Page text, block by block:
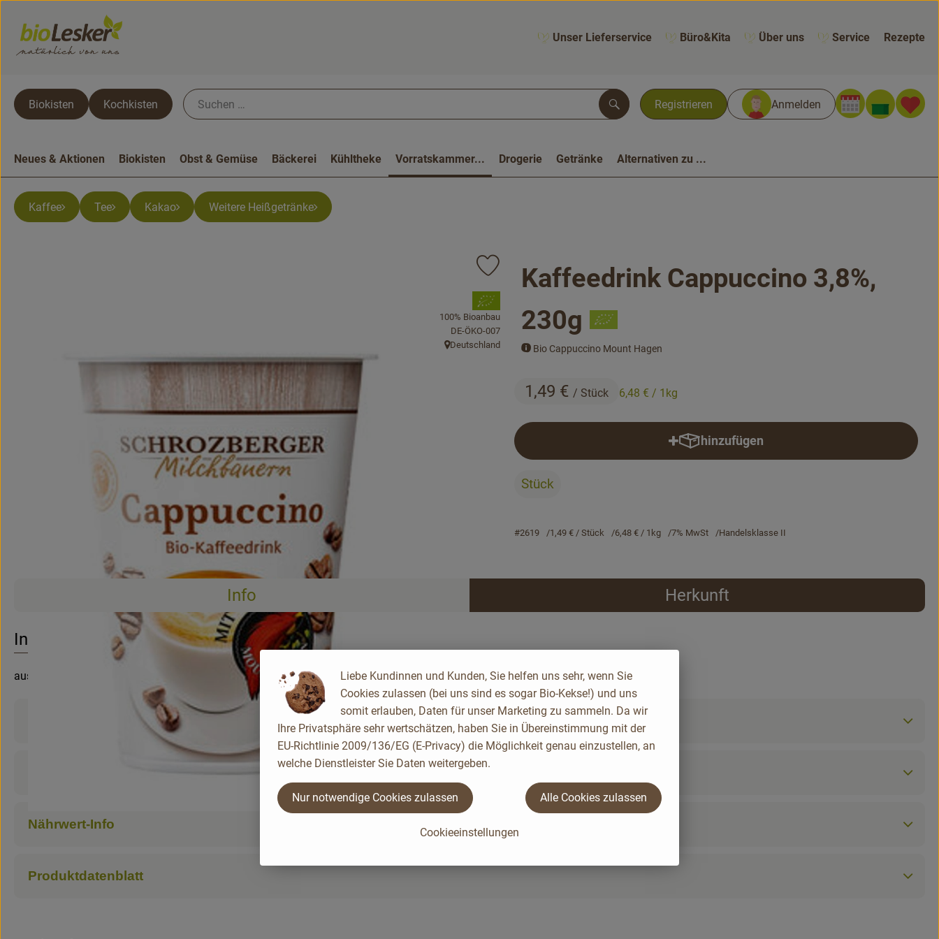
Unser Lieferservice Büro&Kita Über uns Service Rezepte
Registrieren Anmelden
Suchen
Biokisten Kochkisten
Neues & Aktionen Biokisten Obst & Gemüse Bäckerei Kühltheke Vorratskammer... Drogerie Getränke Alternativen zu ...
Kaffee Tee Kakao Weitere Heißgetränke
Kaffeedrink Cappuccino 3,8%,
230g
Bio Cappuccino Mount Hagen
1,49 € / Stück 6,48 € / 1kg
Produkt zu Favouriten hinzufügen
, Verband:
100% Bioanbau
, Kontrollstelle:
DE-ÖKO-007
, Herkunft:
Deutschland
hinzufügen
Produkt zum Warenkorb hinzufügen
Stück
#2619 1,49 € / Stück 6,48 € / 1kg 7% MwSt Handelsklasse II
Rezepte
Info
Herkunft
Entdecke passende RezepteEs wurden keine passenden Rezepte gefunden.
Info
aus pasteurisierter Milch
Produktinformationen
Nährwert-Info
Produktdatenblatt
Liebe Kundinnen und Kunden, Sie helfen uns sehr, wenn Sie
Cookies zulassen (bei uns sind es sogar Bio-Kekse!) und uns
somit erlauben, Daten für unser Marketing zu sammeln. Da wir
Ihre Privatsphäre sehr wertschätzen, haben Sie in Übereinstimmung mit der
EU-Richtlinie 2009/136/EG (E-Privacy) die Möglichkeit genau einzustellen, an
welche Dienstleister Sie Daten weitergeben.
Cookieeinstellungen
Nur notwendige Cookies zulassen Alle Cookies zulassen